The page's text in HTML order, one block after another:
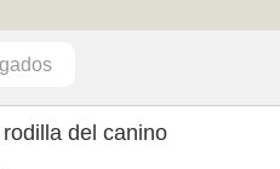
del canino